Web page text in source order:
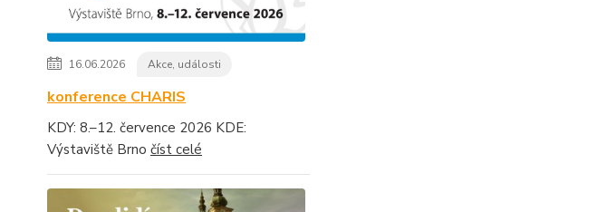
16.06.2026 Akce, události
konference CHARIS
KDY: 8.–12. července 2026 KDE:
Výstaviště Brno číst celé